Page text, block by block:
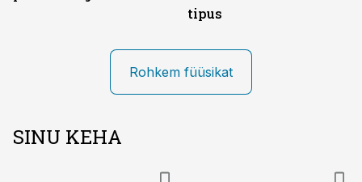
tipus
Rohkem füüsikat
SINU KEHA